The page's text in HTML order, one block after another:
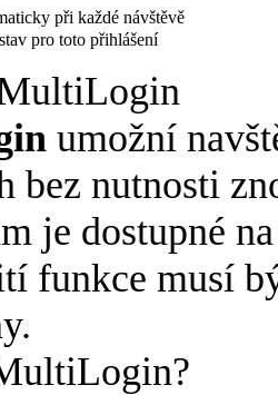
při každé návštěvě
pro toto přihlášení
umožní
bez nutnosti
je dostupné
funkce musí